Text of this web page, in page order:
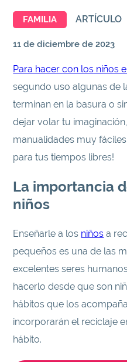
FAMILIA ARTÍCULO
11 de diciembre de 2023
Para hacer con los niños
segundo uso algunas de
terminan en la basura o
dejar volar tu
manualidades muy
para tus tiempos libres!
La importancia
niños
Enseñarle a los niños a
pequeños es una de las
excelentes seres
hacerlo desde que son
hábitos que los
incorporarán el reciclaje
hábito.